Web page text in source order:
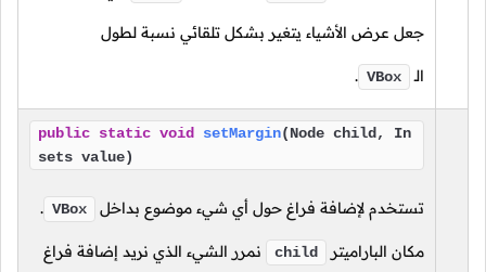
جعل عرض الأشياء يتغير بشكل تلقائي نسبة لطول
الـ VBox
.
public static void setMargin(Node child, In
sets value)
تستخدم لإضافة فراغ حول أي شيء موضوع بداخل VBox
.
مكان الباراميتر child نمرر الشيء الذي نريد إضافة فراغ